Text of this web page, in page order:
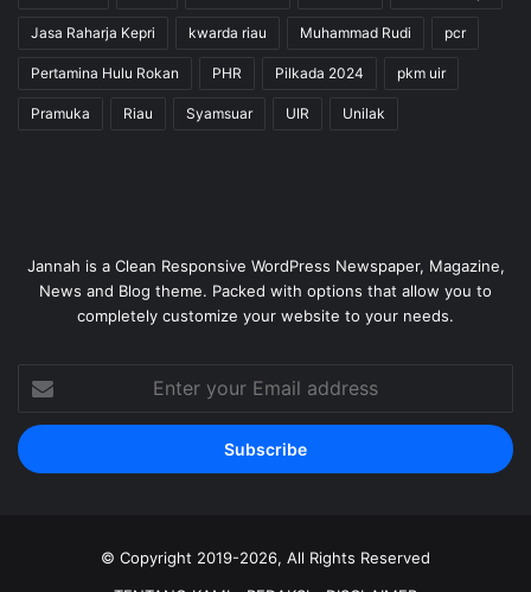
Jasa Raharja Kepri kwarda riau Muhammad Rudi pcr
Pertamina Hulu Rokan PHR Pilkada 2024 pkm uir
Pramuka Riau Syamsuar UIR Unilak
Jannah is a Clean Responsive WordPress Newspaper, Magazine,
News and Blog theme. Packed with options that allow you to
completely customize your website to your needs.
your
Email
address
© Copyright 2019-2026, All Rights Reserved